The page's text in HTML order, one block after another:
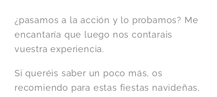
¿pasamos a la acción y lo probamos? Me
encantaría que luego nos contarais
vuestra experiencia.
Si queréis saber un poco más, os
recomiendo para estas fiestas navideñas,